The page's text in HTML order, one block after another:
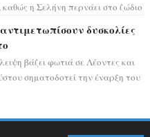
η Σελήνη περνάει στο ζώδιο
δυσκολίες
βάζει φωτιά σε Λέοντες και
σηματοδοτεί την έναρξη του